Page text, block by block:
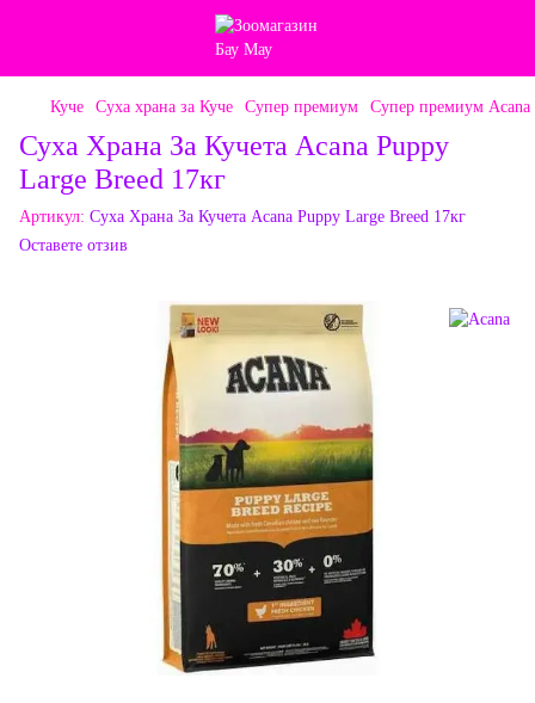
Куче Суха храна за Куче Супер премиум Супер премиум Acana
Суха Храна За Кучета Acana Puppy
Large Breed 17кг
Артикул: Суха Храна За Кучета Acana Puppy Large Breed 17кг
Оставете отзив